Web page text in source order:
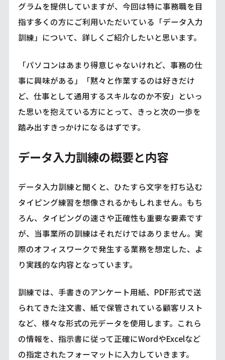
グラムを提供していますが、今回は特に事務職を目
指す多くの方にご利用いただいている「データ入力
訓練」について、詳しくご紹介したいと思います。
「パソコンはあまり得意じゃないけれど、事務の仕
事に興味がある」「黙々と作業するのは好きだけ
ど、仕事として通用するスキルなのか不安」といっ
た思いを抱えている方にとって、きっと次の一歩を
踏み出すきっかけになるはずです。
データ入力訓練の概要と内容
データ入力訓練と聞くと、ひたすら文字を打ち込む
タイピング練習を想像されるかもしれません。もち
ろん、タイピングの速さや正確性も重要な要素です
が、当事業所の訓練はそれだけではありません。実
際のオフィスワークで発生する業務を想定した、よ
り実践的な内容となっています。
訓練では、手書きのアンケート用紙、PDF形式で送
られてきた注文書、紙で保管されている顧客リスト
など、様々な形式の元データを使用します。これら
の情報を、指示書に従って正確にWordやExcelなど
の指定されたフォーマットに入力していきます。